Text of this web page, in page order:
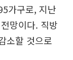
가구로, 지난
망이다. 직방
소할 것으로